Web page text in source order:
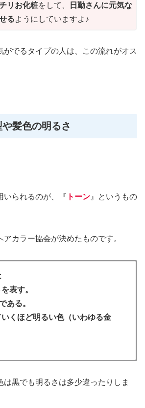
リお化粧をして、
日勤さんに元気な
るようにしていますよ♪
がでるタイプの人は、この流れがオス
髪色の明るさ
いられるのが、『 トーン 』というもの
アカラー協会が決めたものです。
表す。
ある。
いくほど明るい色（いわゆる金
は黒でも明るさは多少違ったりしま